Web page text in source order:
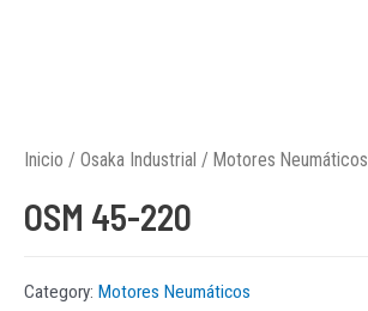
Inicio / Osaka Industrial / Motores Neumáticos
OSM 45-220
Category: Motores Neumáticos